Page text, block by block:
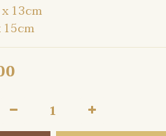
13cm
15cm